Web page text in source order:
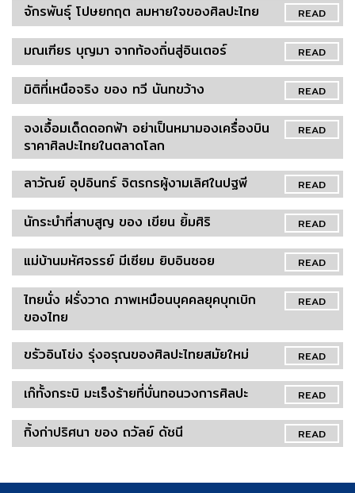
READ
จักรพันธุ์ โปษยกฤต ลมหายใจของศิลปะไทย
READ
มณเฑียร บุญมา จากท้องถิ่นสู่อินเตอร์
READ
มิติที่เหนือจริง ของ ทวี นันทขว้าง
READ
จงเอื้อมเด็ดดอกฟ้า อย่าเป็นหมามองเครื่องบิน
ราคาศิลปะไทยในตลาดโลก
READ
ลาวัณย์ อุปอินทร์ จิตรกรผู้งามเลิศในปฐพี
READ
นักระบำที่สาบสูญ ของ เขียน ยิ้มศิริ
READ
แม่บ้านมหัศจรรย์ มีเซียม ยิบอินซอย
READ
ไทยนั่ง ฝรั่งวาด ภาพเหมือนบุคคลยุคบุกเบิก
ของไทย
READ
ขรัวอินโข่ง รุ่งอรุณของศิลปะไทยสมัยใหม่
READ
เก๊ทั้งกระบิ มะเร็งร้ายที่บั่นทอนวงการศิลปะ
READ
กิ้งก่าปริศนา ของ ถวัลย์ ดัชนี